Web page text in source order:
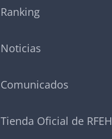
Ranking
Noticias
Comunicados
Tienda Oficial de RFEH